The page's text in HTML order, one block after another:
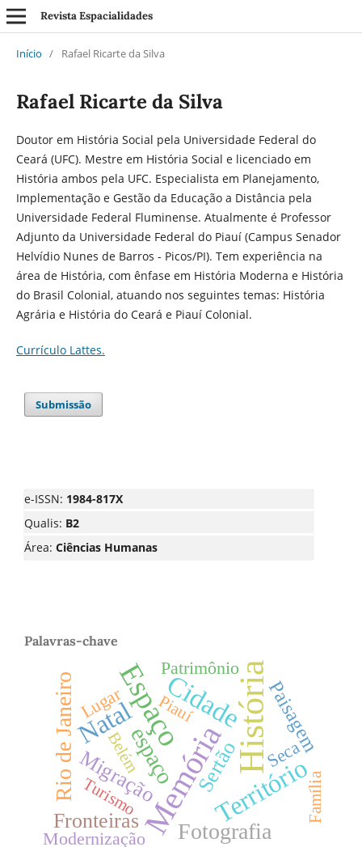
Revista Espacialidades
Início / Rafael Ricarte da Silva
Rafael Ricarte da Silva
Doutor em História Social pela Universidade Federal do
Ceará (UFC). Mestre em História Social e licenciado em
História ambos pela UFC. Especialista em Planejamento,
Implementação e Gestão da Educação a Distância pela
Universidade Federal Fluminense. Atualmente é Professor
Adjunto da Universidade Federal do Piauí (Campus Senador
Helvídio Nunes de Barros - Picos/PI). Tem experiência na
área de História, com ênfase em História Moderna e História
do Brasil Colonial, atuando nos seguintes temas: História
Agrária e História do Ceará e Piauí Colonial.
Currículo Lattes.
Submissão
e-ISSN: 1984-817X
Qualis: B2
Área: Ciências Humanas
Palavras-chave
História
Memória
EspaçoCidade
Território
Natal
Fotografia
Rio de Janeiro espaço
Migração
Fronteiras
Sertão
Paisagem
Seca
Lugar
Patrimônio
Modernização
Piauí
Família
Belém
Turismo